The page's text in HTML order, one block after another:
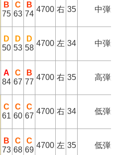
B
75
C
63
B
74
4700 右 35 中弾
D
50
D
53
D
58
4700 左 34 中弾
A
84
C
67
B
77
4700 右 35 高弾
C
61
C
60
C
67
4700 右 34 低弾
B
73
C
68
C
69
4700 左 35 低弾